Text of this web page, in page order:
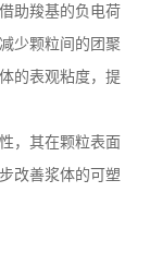
助羧基的负电荷
少颗粒间的团聚
的表观粘度，提
，其在颗粒表面
改善浆体的可塑